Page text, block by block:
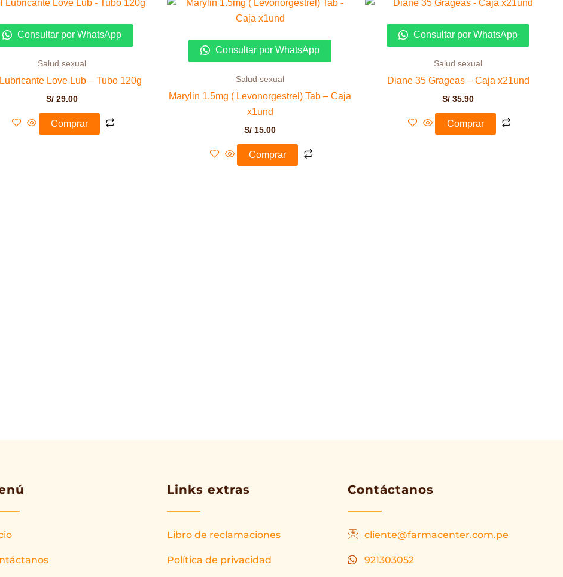
Consultar por WhatsApp
Salud sexual
Love Lub – Tubo 120g
S/ 29.00
Comprar
Consultar por WhatsApp
Salud sexual
Marylin 1.5mg ( Levonorgestrel) Tab – Caja
x1und
S/ 15.00
Comprar
Consultar por WhatsApp
Salud sexual
Diane 35 Grageas – Caja x21und
S/ 35.90
Comprar
Links extras
Libro de reclamaciones
Política de privacidad
Contáctanos
cliente@farmacenter.com.pe
921303052